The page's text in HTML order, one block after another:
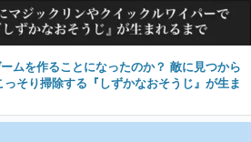
ムを作ることになったのか？ 敵に見つから
そり掃除する『しずかなおそうじ』が生ま